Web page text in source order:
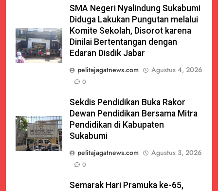
SMA Negeri Nyalindung Sukabumi
Diduga Lakukan Pungutan melalui
Komite Sekolah, Disorot karena
Dinilai Bertentangan dengan
Edaran Disdik Jabar
pelitajagatnews.com
Agustus 4, 2026
0
Sekdis Pendidikan Buka Rakor
Dewan Pendidikan Bersama Mitra
Pendidikan di Kabupaten
Sukabumi
pelitajagatnews.com
Agustus 3, 2026
0
Semarak Hari Pramuka ke-65,